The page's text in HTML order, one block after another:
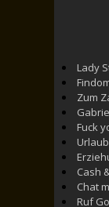
Lady
Zum
Fuck
Cash
Chat
Ruf